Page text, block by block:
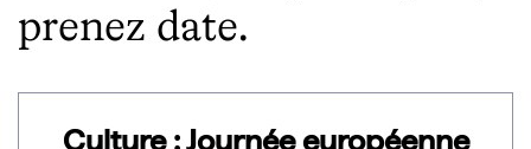
prenez date.
Culture : Journée européenne